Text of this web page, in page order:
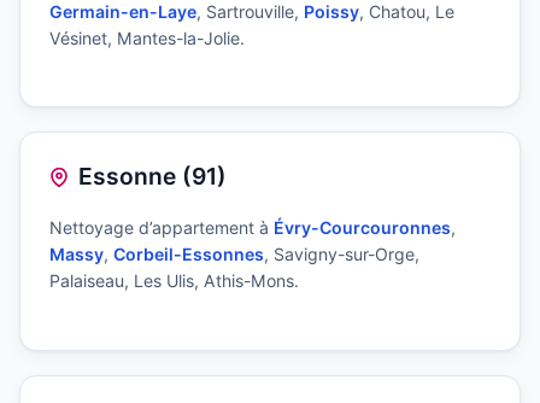
Germain-en-Laye, Sartrouville, Poissy, Chatou, Le
Vésinet, Mantes-la-Jolie.
Essonne (91)
Nettoyage d’appartement à Évry-Courcouronnes,
Massy, Corbeil-Essonnes, Savigny-sur-Orge,
Palaiseau, Les Ulis, Athis-Mons.